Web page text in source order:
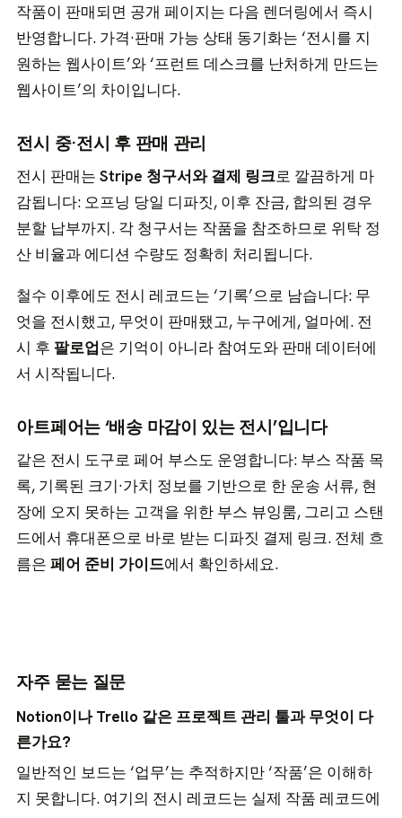
작품이 판매되면 공개 페이지는 다음 렌더링에서 즉시
반영합니다. 가격·판매 가능 상태 동기화는 ‘전시를 지
원하는 웹사이트’와 ‘프런트 데스크를 난처하게 만드는
웹사이트’의 차이입니다.
전시 중·전시 후 판매 관리
전시 판매는Stripe 청구서와 결제 링크로 깔끔하게 마
감됩니다: 오프닝 당일 디파짓, 이후 잔금, 합의된 경우
분할 납부까지. 각 청구서는 작품을 참조하므로 위탁 정
산 비율과 에디션 수량도 정확히 처리됩니다.
철수 이후에도 전시 레코드는 ‘기록’으로 남습니다: 무
엇을 전시했고, 무엇이 판매됐고, 누구에게, 얼마에. 전
시 후 팔로업은 기억이 아니라 참여도와 판매 데이터에
서 시작됩니다.
아트페어는 ‘배송 마감이 있는 전시’입니다
같은 전시 도구로 페어 부스도 운영합니다: 부스 작품 목
록, 기록된 크기·가치 정보를 기반으로 한 운송 서류, 현
장에 오지 못하는 고객을 위한 부스 뷰잉룸, 그리고 스탠
드에서 휴대폰으로 바로 받는 디파짓 결제 링크. 전체 흐
름은페어 준비 가이드에서 확인하세요.
자주 묻는 질문
Notion이나 Trello 같은 프로젝트 관리 툴과 무엇이 다
른가요?
일반적인 보드는 ‘업무’는 추적하지만 ‘작품’은 이해하
지 못합니다. 여기의 전시 레코드는 실제 작품 레코드에